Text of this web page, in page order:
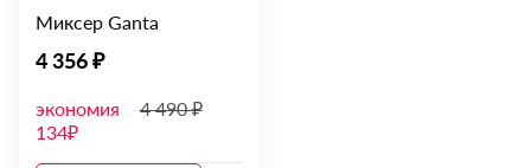
Миксер Ganta
4 356 ₽
экономия
134₽
4 490 ₽